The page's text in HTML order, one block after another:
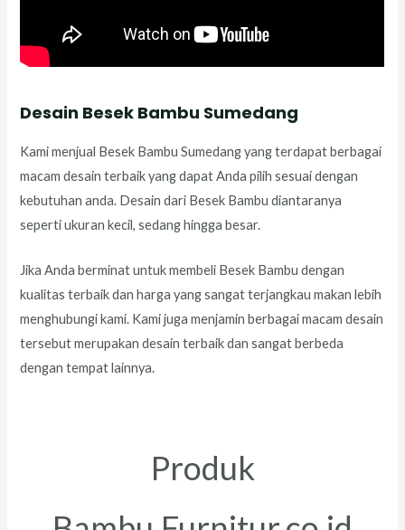
Desain Besek Bambu Sumedang
Kami menjual Besek Bambu Sumedang yang terdapat berbagai
macam desain terbaik yang dapat Anda pilih sesuai dengan
kebutuhan anda. Desain dari Besek Bambu diantaranya
seperti ukuran kecil, sedang hingga besar.
Jika Anda berminat untuk membeli Besek Bambu dengan
kualitas terbaik dan harga yang sangat terjangkau makan lebih
menghubungi kami. Kami juga menjamin berbagai macam desain
tersebut merupakan desain terbaik dan sangat berbeda
dengan tempat lainnya.
Produk